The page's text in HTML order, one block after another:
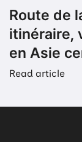
Route de
itinéraire,
en Asie
Read article